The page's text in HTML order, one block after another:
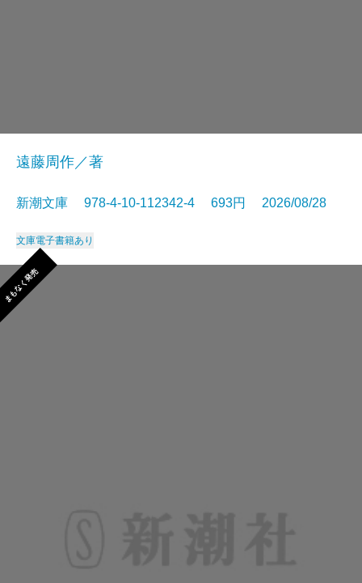
遠藤周作／著
新潮文庫 978-4-10-112342-4 693円 2026/08/28
文庫電子書籍あり
まもなく発売